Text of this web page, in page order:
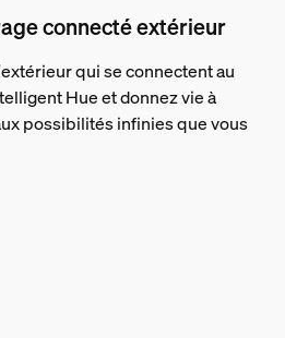
connecté extérieur
qui se connectent au
Hue et donnez vie à
possibilités infinies que vous